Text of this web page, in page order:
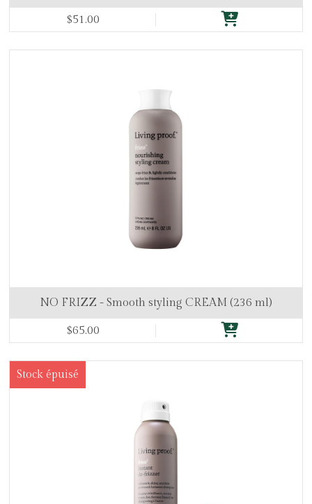
$51.00
NO FRIZZ - Smooth styling CREAM (236 ml)
$65.00
Stock épuisé